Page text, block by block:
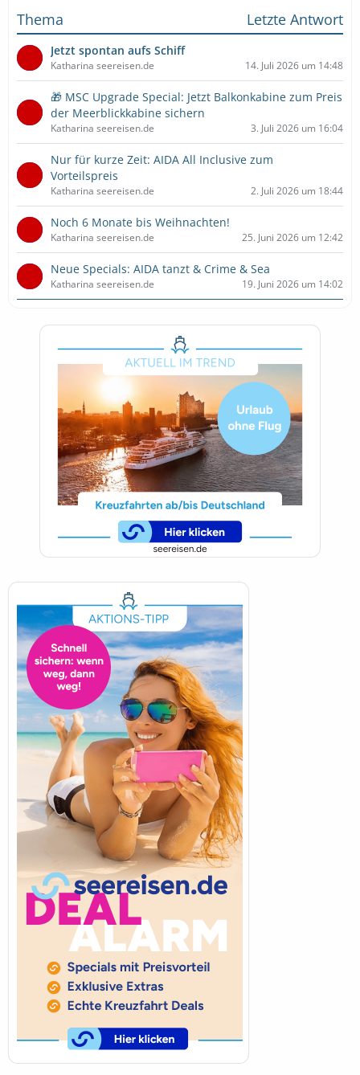
Thema
Letzte Antwort
Jetzt spontan aufs Schiff
Katharina seereisen.de 14. Juli 2026 um 14:48
🎁 MSC Upgrade Special: Jetzt Balkonkabine zum Preis
der Meerblickkabine sichern
Katharina seereisen.de 3. Juli 2026 um 16:04
Nur für kurze Zeit: AIDA All Inclusive zum
Vorteilspreis
Katharina seereisen.de 2. Juli 2026 um 18:44
Noch 6 Monate bis Weihnachten!
Katharina seereisen.de 25. Juni 2026 um 12:42
Neue Specials: AIDA tanzt & Crime & Sea
Katharina seereisen.de 19. Juni 2026 um 14:02